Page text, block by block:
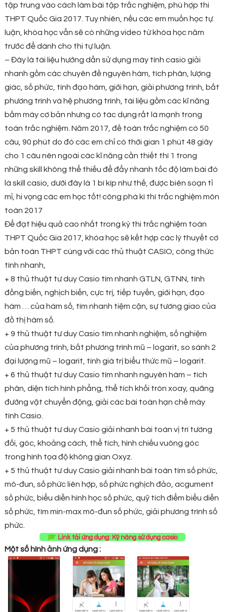
tập trung vào cách làm bài tập trắc nghiệm, phù hợp thi
THPT Quốc Gia 2017. Tuy nhiên, nếu các em muốn học tự
luận, khóa học vẫn sẽ có những video từ khóa học năm
trước để dành cho thi tự luận.
– Đây là tài liệu hướng dẫn sử dụng máy tính casio giải
nhanh gồm các chuyên đề nguyên hàm, tích phân, lượng
giác, số phức, tính đạo hàm, giới hạn, giải phương trình, bất
phương trình và hệ phương trình, tài liệu gồm các kĩ năng
bấm máy cơ bản nhưng có tác dụng rất là mạnh trong
toán trắc nghiệm. Năm 2017, đề toán trắc nghiệm có 50
câu, 90 phút do đó các em chỉ có thời gian 1 phút 48 giây
cho 1 câu nên ngoài các kĩ năng cần thiết thì 1 trong
những skill không thể thiếu để đẩy nhanh tốc độ làm bài đó
là skill casio, dưới đây là 1 bí kíp như thế, được biên soạn tỉ
mỉ, hi vọng các em học tốt! công phá kì thì trắc nghiệm môn
toán 2017
Để đạt hiệu quả cao nhất trong kỳ thi trắc nghiệm toán
THPT Quốc Gia 2017, khóa học sẽ kết hợp các lý thuyết cơ
bản toán THPT cùng với các thủ thuật CASIO, công thức
tính nhanh,
+ 8 thủ thuật tư duy Casio tìm nhanh GTLN, GTNN, tính
đồng biến, nghịch biến, cực trị, tiếp tuyến, giới hạn, đạo
hàm … của hàm số, tìm nhanh tiệm cận, sự tương giao của
đồ thị hàm số.
+ 9 thủ thuật tư duy Casio tìm nhanh nghiệm, số nghiệm
của phương trình, bất phương trình mũ – logarit, so sánh 2
đại lượng mũ – logarit, tính giá trị biểu thức mũ – logarit.
+ 6 thủ thuật tư duy Casio tìm nhanh nguyên hàm – tích
phân, diện tích hình phẳng, thể tích khối tròn xoay, quãng
đường vật chuyển động, giải các bài toán hạn chế máy
tính Casio.
+ 5 thủ thuật tư duy Casio giải nhanh bài toán vị trí tương
đối, góc, khoảng cách, thể tích, hình chiếu vuông góc
trong hình tọa độ không gian Oxyz.
+ 5 thủ thuật tư duy Casio giải nhanh bài toán tìm số phức,
mô-đun, số phức liên hợp, số phức nghịch đảo, acgument
số phức, biểu diễn hình học số phức, quỹ tích điểm biểu diễn
số phức, tìm min-max mô-đun số phức, giải phương trình số
phức.
Link tải ứng dụng: Kỹ năng sử dụng casio
Một số hình ảnh ứng dụng :